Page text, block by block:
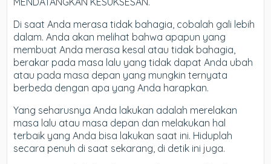
Di saat Anda merasa tidak bahagia, cobalah gali lebih
dalam. Anda akan melihat bahwa apapun yang
membuat Anda merasa kesal atau tidak bahagia,
berakar pada masa lalu yang tidak dapat Anda ubah
atau pada masa depan yang mungkin ternyata
berbeda dengan apa yang Anda harapkan.
Yang seharusnya Anda lakukan adalah merelakan
masa lalu atau masa depan dan melakukan hal
terbaik yang Anda bisa lakukan saat ini. Hiduplah
secara penuh di saat sekarang, di detik ini juga.